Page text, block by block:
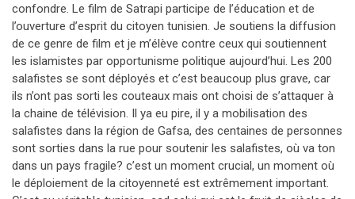
confondre. Le film de Satrapi participe de l’éducation et de
l’ouverture d’esprit du citoyen tunisien. Je soutiens la diffusion
de ce genre de film et je m’élève contre ceux qui soutiennent
les islamistes par opportunisme politique aujourd’hui. Les 200
salafistes se sont déployés et c’est beaucoup plus grave, car
ils n’ont pas sorti les couteaux mais ont choisi de s’attaquer à
la chaine de télévision. Il ya eu pire, il y a mobilisation des
salafistes dans la région de Gafsa, des centaines de personnes
sont sorties dans la rue pour soutenir les salafistes, où va ton
dans un pays fragile? c’est un moment crucial, un moment où
le déploiement de la citoyenneté est extrêmement important.